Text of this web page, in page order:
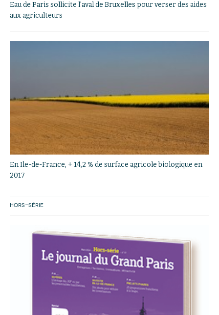
Eau de Paris sollicite l'aval de Bruxelles pour verser des aides
aux agriculteurs
En Ile-de-France, + 14,2 % de surface agricole biologique en
2017
HORS-SÉRIE